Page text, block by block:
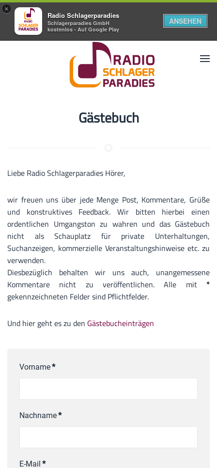
×
Radio Schlagerparadies
Schlagerparadies GmbH
kostenlos - Auf Google Play
ANSEHEN
Gästebuch
Liebe Radio Schlagerparadies Hörer,
wir freuen uns über jede Menge Post, Kommentare, Grüße
und konstruktives Feedback. Wir bitten hierbei einen
ordentlichen Umgangston zu wahren und das Gästebuch
nicht als Schauplatz für private Unterhaltungen,
Suchanzeigen, kommerzielle Veranstaltungshinweise etc. zu
verwenden.
Diesbezüglich behalten wir uns auch, unangemessene
Kommentare nicht zu veröffentlichen. Alle mit *
gekennzeichneten Felder sind Pflichtfelder.
Und hier geht es zu den Gästebucheinträgen
Vorname*
Nachname*
E-Mail *